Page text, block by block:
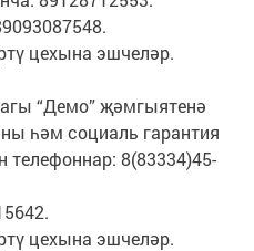
цехына эшчеләр.
“Демо” җәмгыятенә
һәм социаль гарантия
телефоннар: 8(83334)45-
цехына эшчеләр.